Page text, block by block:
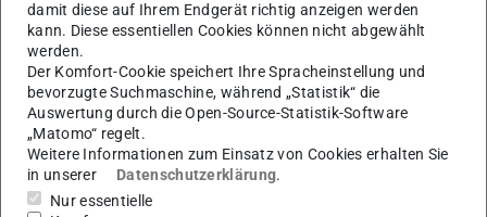
Jahr 1997 quittierte er mit der spöttischen Bemerkung:
„Seitdem wir uns Uni nennen, sind wir immer mehr zur
Fachhochschule geworden!“
Zugleich hatte er aber ein gutes Gespür dafür, welche
thematischen Ergänzungen seinem eigenen Schwerpunkt
an einer Architekturfakultät guttaten, und wählte seine
wissenschaftlichen MitarbeiterInnen entsprechend
damit diese auf Ihrem Endgerät richtig anzeigen werden
kann. Diese essentiellen Cookies können nicht abgewählt
werden.
Der Komfort-Cookie speichert Ihre Spracheinstellung und
bevorzugte Suchmaschine, während „Statistik“ die
Auswertung durch die Open-Source-Statistik-Software
„Matomo“ regelt.
Weitere Informationen zum Einsatz von Cookies erhalten Sie
in unserer
Datenschutzerklärung.
Nur essentielle